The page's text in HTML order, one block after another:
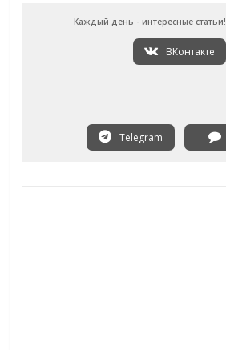
Каждый день - интересные статьи!
ВКонтакте
Telegram